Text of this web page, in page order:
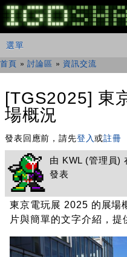
移
至
主
IGDSHARE
獨
遊
者
分
會
主選單
選單
您在這裡
首頁 »討論區 » 資訊交流
[TGS2025] 東
場概況
發表回應前，請先登入或註冊
由 KWL (管理員)
發表
東京電玩展 2025 的展場
片與簡單的文字介紹，提